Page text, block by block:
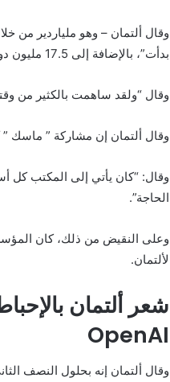
بدأت”، بالإضافة إلى 17.5 مليون دولار نقدًا لدراسة مرتبطة بالدخل الشامل.
وقال “ولقد ساهمت بالكثير من
وقال ألتمان إن مشاركة ” ماسك ”
وقال: “كان يأتي إلى المكتب كل
الحاجة”.
وعلى النقيض من ذلك، كان
لألتمان.
شعر ألتمان
OpenAI